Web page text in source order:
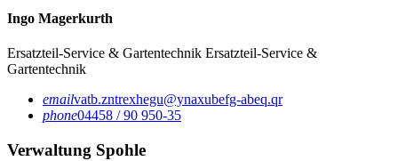
Ingo Magerkurth
Ersatzteil-Service & Gartentechnik Ersatzteil-Service &
Gartentechnik
emailvatb.zntrexhegu@ynaxubefg-abeq.qr
phone04458 / 90 950-35
Verwaltung Spohle